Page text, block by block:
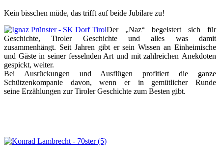
Kein bisschen müde, das trifft auf beide Jubilare zu!
Der „Naz“ begeistert sich für
Geschichte, Tiroler Geschichte und alles was damit
zusammenhängt. Seit Jahren gibt er sein Wissen an Einheimische
und Gäste in seiner fesselnden Art und mit zahlreichen Anekdoten
gespickt, weiter.
Bei Ausrückungen und Ausflügen profitiert die ganze
Schützenkompanie davon, wenn er in gemütlicher Runde
seine Erzählungen zur Tiroler Geschichte zum Besten gibt.